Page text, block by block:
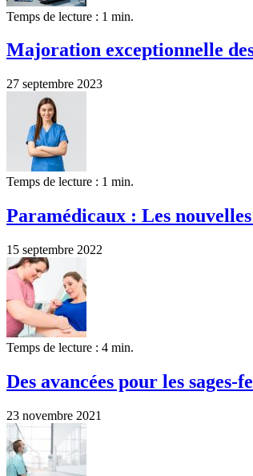
Temps de lecture : 1 min.
Majoration exceptionnelle
27 septembre 2023
Temps de lecture : 1 min.
Paramédicaux : Les
15 septembre 2022
Temps de lecture : 4 min.
Des avancées pour les sages-
23 novembre 2021